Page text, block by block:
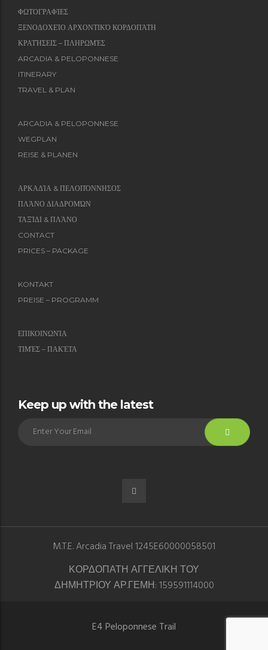
ΦΩΤΟΓΡΑΦΊΕΣ
ΞΕΝΟΔΟΧΕΊΟ ΑΡΧΟΝΤΙΚΌ ΚΟΡΔΟΠΆΤΗ
ΚΡΑΤΉΣΕΙΣ – ΠΛΗΡΩΜΈΣ
ARCADIA & PELOPONNESE
ITINERARY
TRAVEL & PLAN
ARCADIA & PELOPONNESE
WEGPLAN
REISE & PLANEN
ΑΡΚΑΔΊΑ & ΠΕΛΟΠΌΝΝΗΣΟΣ
ΠΛΆΝΟ ΔΙΑΔΡΟΜΏΝ
ΤΑΞΊΔΙ & ΠΛΆΝΟ
CONTACT
PRICES – PACKAGE
KONTAKT
PREISE – PROGRAMM
ΕΠΙΚΟΙΝΩΝΊΑ
ΤΙΜΈΣ – ΠΑΚΈΤΑ
Keep up with the latest
M.T.E. Arcadia Travel 1245E60000058501
ΚΟΡΔΟΠΑΤΗ ΑΓΓΕΛΙΚΗ ΤΟΥ
ΔΗΜΗΤΡΙΟΥ ΑΡ.ΓΕΜΗ: 159591114000
E4 Peloponnese Trail